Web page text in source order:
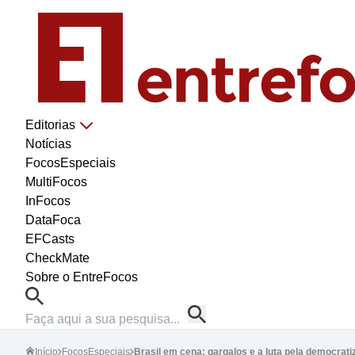
Editorias
Notícias
FocosEspeciais
MultiFocos
InFocos
DataFoca
EFCasts
CheckMate
Sobre o EntreFocos
Início FocosEspeciais Brasil em cena: gargalos e a luta pela